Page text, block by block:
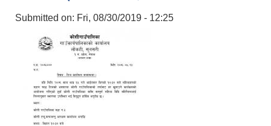
Submitted on: Fri, 08/30/2019 - 12:25